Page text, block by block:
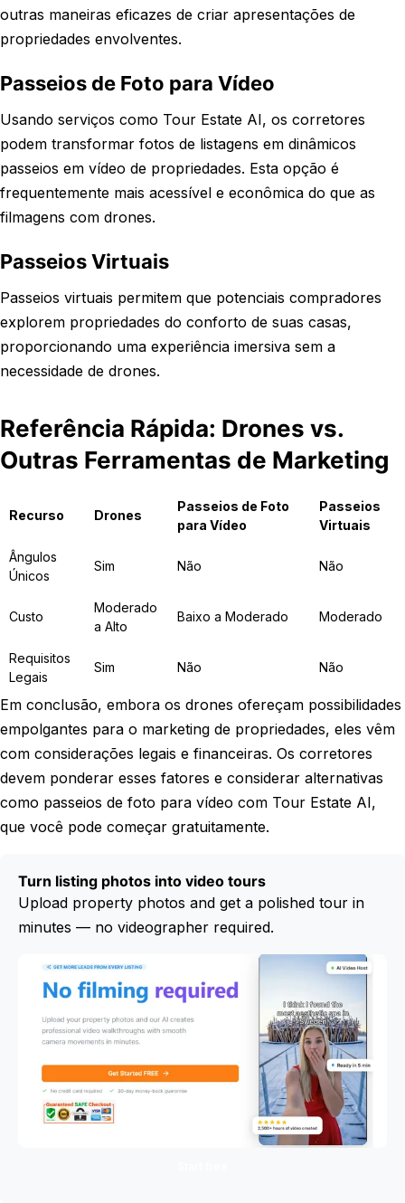
outras maneiras eficazes de criar apresentações de
propriedades envolventes.
Passeios de Foto para Vídeo
Usando serviços como Tour Estate AI, os corretores
podem transformar fotos de listagens em dinâmicos
passeios em vídeo de propriedades. Esta opção é
frequentemente mais acessível e econômica do que as
filmagens com drones.
Passeios Virtuais
Passeios virtuais permitem que potenciais compradores
explorem propriedades do conforto de suas casas,
proporcionando uma experiência imersiva sem a
necessidade de drones.
Referência Rápida: Drones vs.
Outras Ferramentas de Marketing
Recurso Drones
Passeios de Foto
para Vídeo
Passeios
Virtuais
Ângulos
Únicos
Sim Não Não
Custo
Moderado
a Alto
Baixo a Moderado Moderado
Requisitos
Legais
Sim Não Não
Em conclusão, embora os drones ofereçam possibilidades
empolgantes para o marketing de propriedades, eles vêm
com considerações legais e financeiras. Os corretores
devem ponderar esses fatores e considerar alternativas
como passeios de foto para vídeo com Tour Estate AI,
que você pode começar gratuitamente.
Turn listing photos into video tours
Upload property photos and get a polished tour in
minutes — no videographer required.